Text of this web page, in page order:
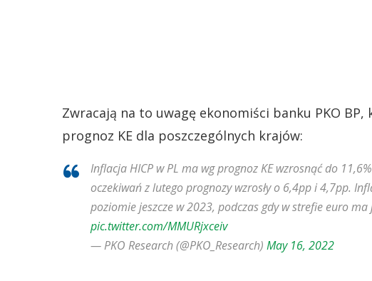
Zwracają na to uwagę ekonomiści banku PKO
prognoz KE dla poszczególnych krajów:
Inflacja HICP w PL ma wg prognoz KE wzrosnąć do
oczekiwań z lutego prognozy wzrosły o 6,4pp i 4,7pp.
poziomie jeszcze w 2023, podczas gdy w strefie euro ma
pic.twitter.com/MMURjxceiv
— PKO Research (@PKO_Research) May 16, 2022